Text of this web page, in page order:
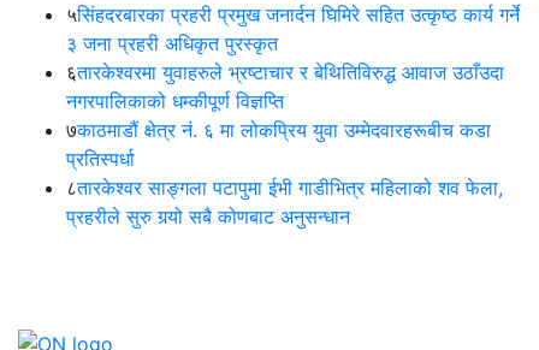
५सिंहदरबारका प्रहरी प्रमुख जनार्दन घिमिरे सहित उत्कृष्ठ कार्य गर्ने
३ जना प्रहरी अधिकृत पुरस्कृत
६तारकेश्वरमा युवाहरुले भ्रष्टाचार र बेथितिविरुद्ध आवाज उठाँउदा
नगरपालिकाको धम्कीपूर्ण विज्ञप्ति
७काठमाडौं क्षेत्र नं. ६ मा लोकप्रिय युवा उम्मेदवारहरूबीच कडा
प्रतिस्पर्धा
८तारकेश्वर साङ्गला पटापुमा ईभी गाडीभित्र महिलाको शव फेला,
प्रहरीले सुरु गर्‍यो सबै कोणबाट अनुसन्धान